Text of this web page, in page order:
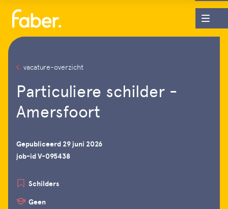
vacature-overzicht
Particuliere schilder -
Amersfoort
Gepubliceerd 29 juni 2026
job-id V-095438
Schilders
Geen